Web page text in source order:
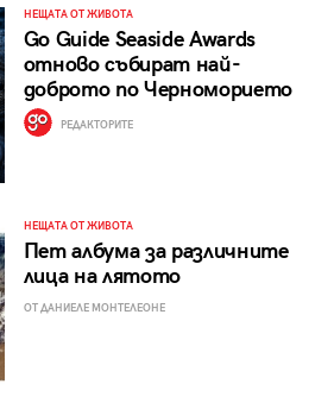
НЕЩАТА ОТ ЖИВОТА
Go Guide Seaside Awards
отново събират най-
доброто по Черноморието
РЕДАКТОРИТЕ
НЕЩАТА ОТ ЖИВОТА
Пет албума за различните
лица на лятото
ОТ ДАНИЕЛЕ МОНТЕЛЕОНЕ